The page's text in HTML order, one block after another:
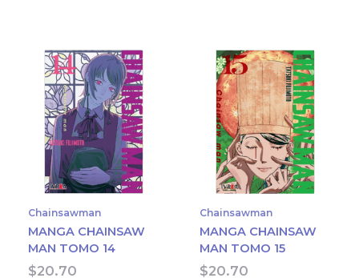
Chainsawman
MANGA CHAINSAW
MAN TOMO 14
$20.70
Chainsawman
MANGA CHAINSAW
MAN TOMO 15
$20.70